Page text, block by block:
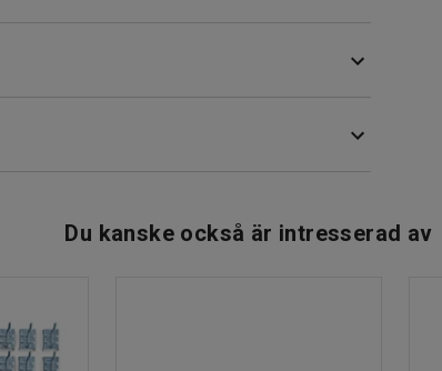
har rundade kanter för ökad komfort.
Du kanske också är intresserad av